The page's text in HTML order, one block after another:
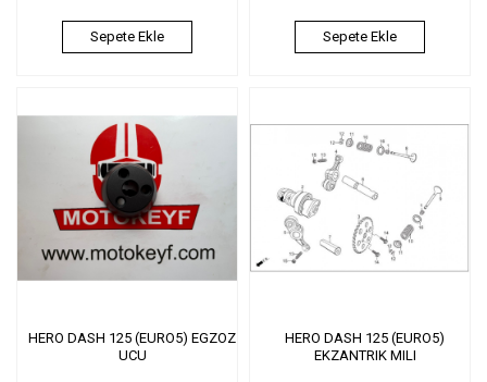
Sepete Ekle Sepete Ekle
HERO DASH 125 (EURO5) EGZOZ
UCU
HERO DASH 125 (EURO5)
EKZANTRIK MILI